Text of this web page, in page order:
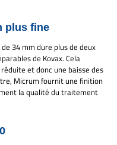
plus fine
34 mm dure plus de deux
de Kovax. Cela
et donc une baisse des
Micrum fournit une finition
la qualité du traitement